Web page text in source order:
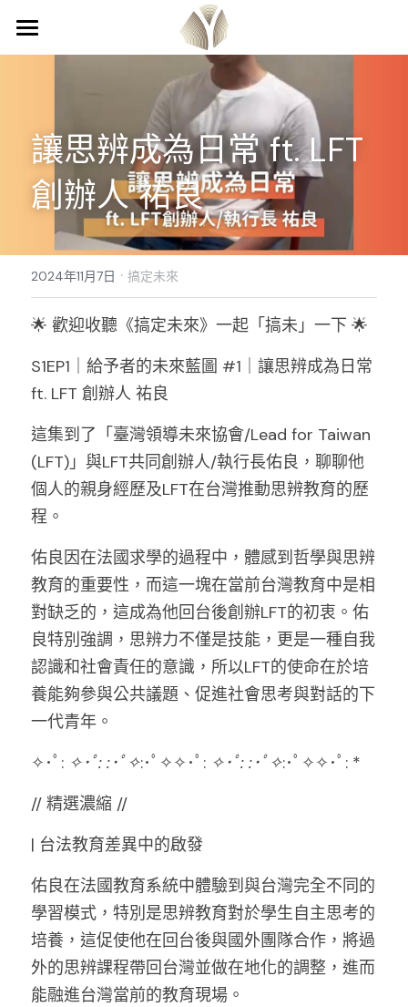
首頁
關於我們
團隊成員
計畫介紹
影響力見習計畫
校園經理人計畫
Podcast 搞定未來
專欄
合作邀約
講座邀約
校園永續慶典工作坊
登錄/註冊
搜索
讓思辨成為日常 ft. LFT
創辦人 祐良
2024年11月7日 · 搞定未來
🌟 歡迎收聽《搞定未來》一起「搞未」一下 🌟
S1EP1｜給予者的未來藍圖 #1｜讓思辨成為日常
ft. LFT 創辦人 祐良
這集到了「臺灣領導未來協會/Lead for Taiwan
(LFT)」與LFT共同創辦人/執行長佑良，聊聊他
個人的親身經歷及LFT在台灣推動思辨教育的歷
程。
佑良因在法國求學的過程中，體感到哲學與思辨
教育的重要性，而這一塊在當前台灣教育中是相
對缺乏的，這成為他回台後創辦LFT的初衷。佑
良特別強調，思辨力不僅是技能，更是一種自我
認識和社會責任的意識，所以LFT的使命在於培
養能夠參與公共議題、促進社會思考與對話的下
一代青年。
✧･ﾟ: ✧･ﾟ: :･ﾟ✧:･ﾟ✧✧･ﾟ: ✧･ﾟ: :･ﾟ✧:･ﾟ✧✧･ﾟ: *
// 精選濃縮 //
| 台法教育差異中的啟發
佑良在法國教育系統中體驗到與台灣完全不同的
學習模式，特別是思辨教育對於學生自主思考的
培養，這促使他在回台後與國外團隊合作，將過
外的思辨課程帶回台灣並做在地化的調整，進而
能融進台灣當前的教育現場。